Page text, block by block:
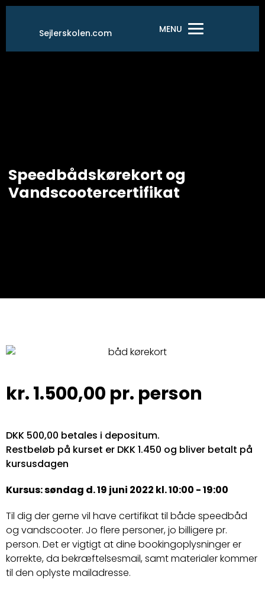
Gå
indholdetSejlerskolen.com MENU
Speedbådskørekort og
Vandscootercertifikat
kr.1.500,00 pr. person
DKK 500,00 betales i depositum.
Restbeløb på kurset er DKK 1.450 og bliver betalt på
kursusdagen
Kursus: søndag d. 19 juni 2022 kl. 10:00 - 19:00
Til dig der gerne vil have certifikat til både speedbåd
og vandscooter. Jo flere personer, jo billigere pr.
person. Det er vigtigt at dine bookingoplysninger er
korrekte, da bekræftelsesmail, samt materialer kommer
til den oplyste mailadresse.